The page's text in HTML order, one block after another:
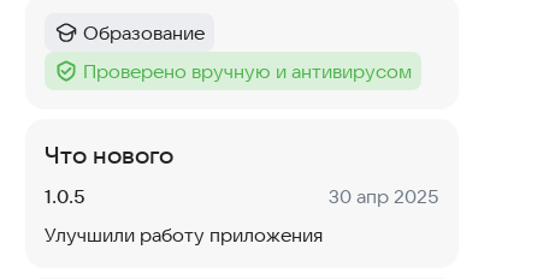
Категория:
Образование
Тег :
Проверено вручную и антивирусом
Что нового
Версия:
1.0.5 Дата:
30 апр 2025
Улучшили работу приложения